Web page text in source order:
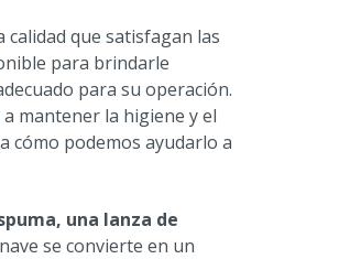
que satisfagan las
para brindarle
para su operación.
mantener la higiene y el
cómo podemos ayudarlo a
una lanza de
se convierte en un